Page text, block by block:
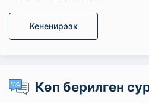
Кененирээк
Көп берилген